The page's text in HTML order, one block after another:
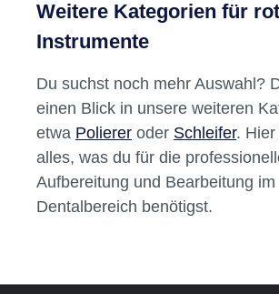
Weitere Kategorien für
Instrumente
Du suchst noch mehr Auswahl?
einen Blick in unsere weiteren
etwa Polierer oder Schleifer. Hier
alles, was du für die
Aufbereitung und Bearbeitung im
Dentalbereich benötigst.